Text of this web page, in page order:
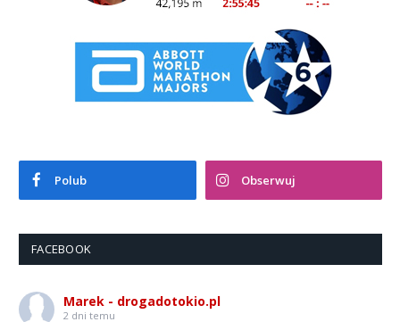
Polub Obserwuj
FACEBOOK
Marek - drogadotokio.pl
2 dni temu